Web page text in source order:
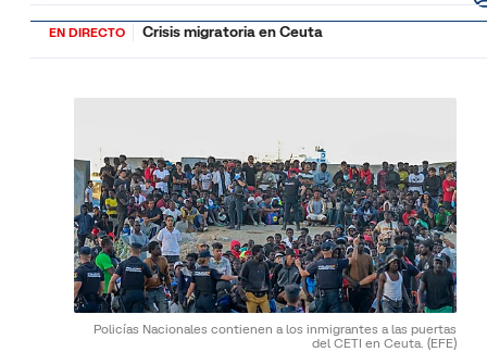
EN DIRECTO Crisis migratoria en Ceuta
Policías Nacionales contienen a los inmigrantes a las puertas
del CETI en Ceuta. (EFE)